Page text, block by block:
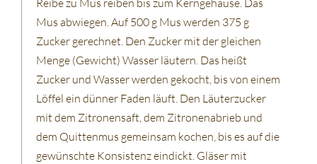
Reibe zu Mus reiben bis zum Kerngehäuse. Das
Mus abwiegen. Auf 500 g Mus werden 375 g
Zucker gerechnet. Den Zucker mit der gleichen
Menge (Gewicht) Wasser läutern. Das heißt
Zucker und Wasser werden gekocht, bis von einem
Löffel ein dünner Faden läuft. Den Läuterzucker
mit dem Zitronensaft, dem Zitronenabrieb und
dem Quittenmus gemeinsam kochen, bis es auf die
gewünschte Konsistenz eindickt. Gläser mit